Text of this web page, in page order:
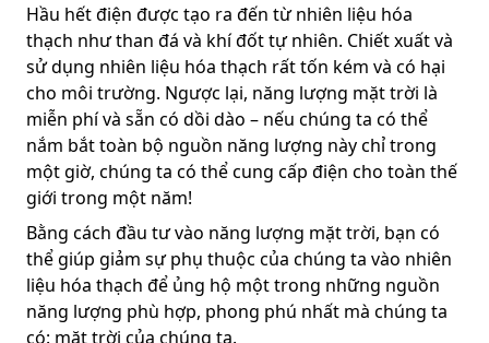
Hầu hết điện được tạo ra đến từ nhiên liệu hóa
thạch như than đá và khí đốt tự nhiên. Chiết xuất và
sử dụng nhiên liệu hóa thạch rất tốn kém và có hại
cho môi trường. Ngược lại, năng lượng mặt trời là
miễn phí và sẵn có dồi dào – nếu chúng ta có thể
nắm bắt toàn bộ nguồn năng lượng này chỉ trong
một giờ, chúng ta có thể cung cấp điện cho toàn thế
giới trong một năm!
Bằng cách đầu tư vào năng lượng mặt trời, bạn có
thể giúp giảm sự phụ thuộc của chúng ta vào nhiên
liệu hóa thạch để ủng hộ một trong những nguồn
năng lượng phù hợp, phong phú nhất mà chúng ta
có: mặt trời của chúng ta.